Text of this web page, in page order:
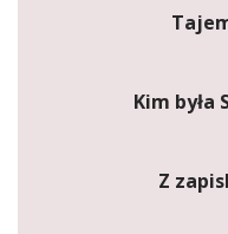
Kim była
Z